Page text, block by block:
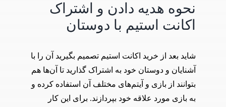
نحوه هدیه دادن و اشتراک
اکانت استیم با دوستان
شاید بعد از خرید اکانت استیم تصمیم بگیرید آن را با
آشنایان و دوستان خود به اشتراک گذارید تا آن‌ها هم
بتوانند از بازی و آیتم‌های مختلف آن استفاده کرده و
به بازی مورد علاقه خود بپردازند. برای این کار